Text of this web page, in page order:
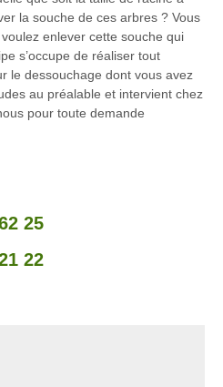
la souche de ces arbres ? Vous
enlever cette souche qui
s’occupe de réaliser tout
le dessouchage dont vous avez
au préalable et intervient chez
pour toute demande
25
22